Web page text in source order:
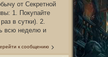
от Секретной
1. Покупайте
в сутки). 2.
всю неделю и
к сообщению